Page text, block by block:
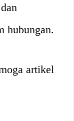
hubungan.
artikel